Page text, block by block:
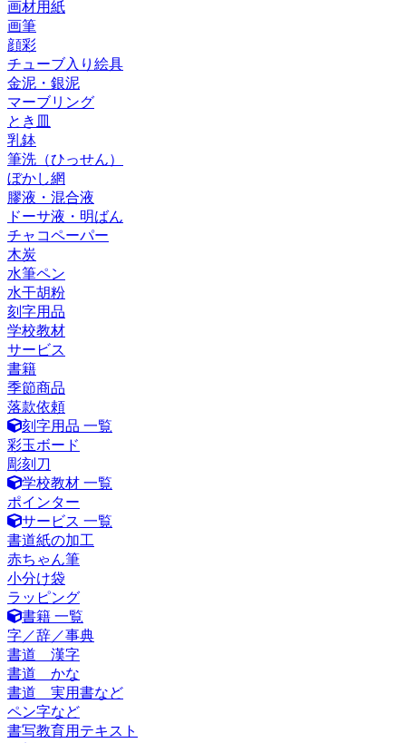
画材用紙
画筆
顔彩
チューブ入り絵具
金泥・銀泥
マーブリング
とき皿
乳鉢
筆洗（ひっせん）
ぼかし網
膠液・混合液
ドーサ液・明ばん
チャコペーパー
木炭
水筆ペン
水干胡粉
刻字用品
学校教材
サービス
書籍
季節商品
落款依頼
刻字用品 一覧
彩玉ボード
彫刻刀
学校教材 一覧
ポインター
サービス 一覧
書道紙の加工
赤ちゃん筆
小分け袋
ラッピング
書籍 一覧
字／辞／事典
書道 漢字
書道 かな
書道 実用書など
ペン字など
書写教育用テキスト